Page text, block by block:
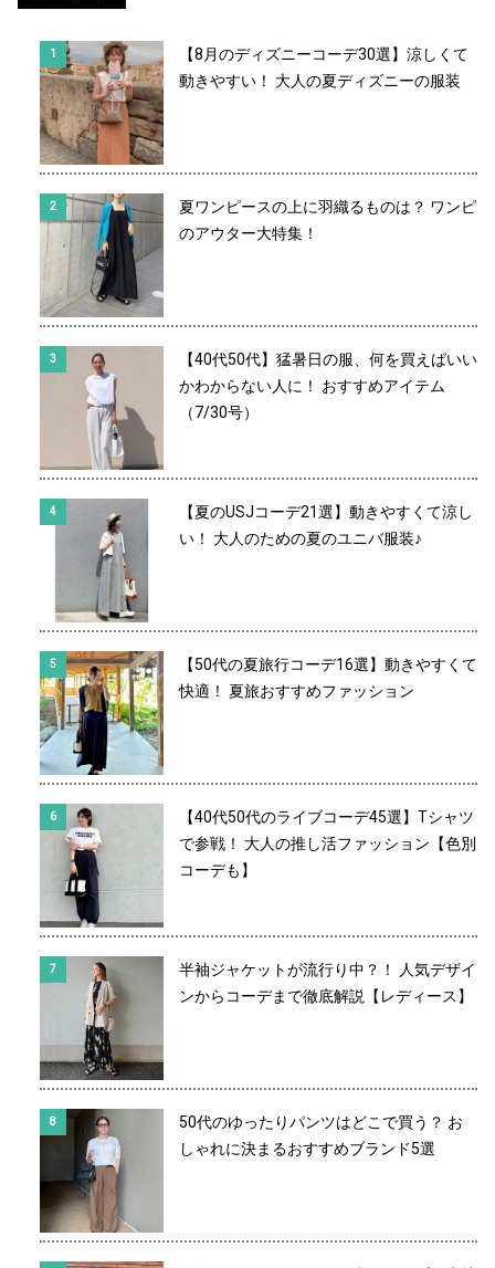
【8月のディズニーコーデ30選】涼しくて
動きやすい！ 大人の夏ディズニーの服装
夏ワンピースの上に羽織るものは？ ワンピ
のアウター大特集！
【40代50代】猛暑日の服、何を買えばいい
かわからない人に！ おすすめアイテム
（7/30号）
【夏のUSJコーデ21選】動きやすくて涼し
い！ 大人のための夏のユニバ服装♪
【50代の夏旅行コーデ16選】動きやすくて
快適！ 夏旅おすすめファッション
【40代50代のライブコーデ45選】Tシャツ
で参戦！ 大人の推し活ファッション【色別
コーデも】
半袖ジャケットが流行り中？！ 人気デザイ
ンからコーデまで徹底解説【レディース】
50代のゆったりパンツはどこで買う？ お
しゃれに決まるおすすめブランド5選